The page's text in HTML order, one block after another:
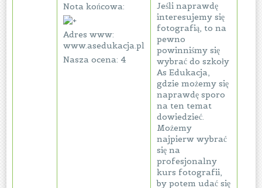
Nota końcowa:
Adres www:
www.asedukacja.pl
Nasza ocena: 4
Jeśli naprawdę
interesujemy się
fotografią, to na
pewno
powinniśmy się
wybrać do szkoły
As Edukacja,
gdzie możemy się
naprawdę sporo
na ten temat
dowiedzieć.
Możemy
najpierw wybrać
się na
profesjonalny
kurs fotografii,
by potem udać się